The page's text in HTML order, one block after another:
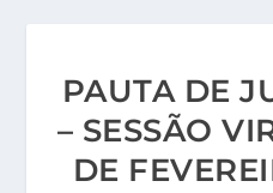
PAUTA DE
– SESSÃO
DE